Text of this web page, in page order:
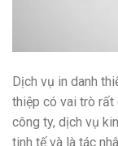
Dịch vụ in danh
thiệp có vai trò rất
công ty, dịch vụ
tinh tế và là tác